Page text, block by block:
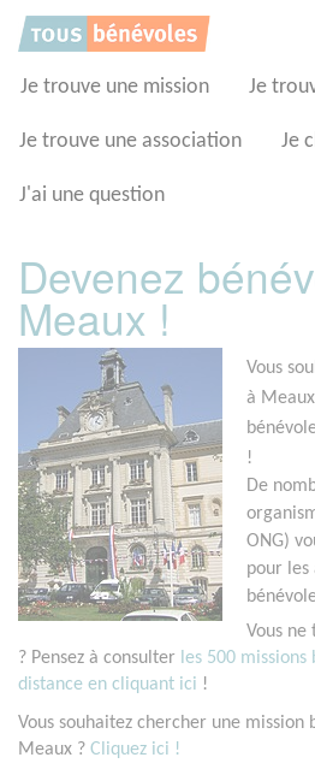
Je trouve une mission Je
Je trouve une association Je
J'ai une question
Devenez
Meaux !
Vous
à
!
De
ONG)
pour les
Vous ne
? Pensez à consulter les 500
distance en cliquant ici !
Vous souhaitez chercher une mission
Meaux ? Cliquez ici !
Panneau de gestion des cookies